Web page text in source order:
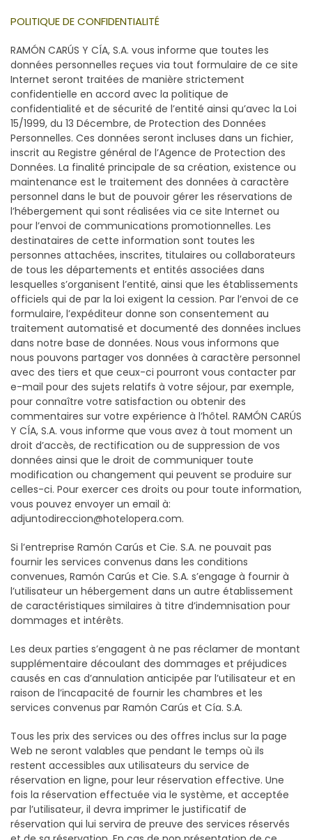
POLITIQUE DE CONFIDENTIALITÉ
RAMÓN CARÚS Y CÍA, S.A. vous informe que toutes les
données personnelles reçues via tout formulaire de ce site
Internet seront traitées de manière strictement
confidentielle en accord avec la politique de
confidentialité et de sécurité de l’entité ainsi qu’avec la Loi
15/1999, du 13 Décembre, de Protection des Données
Personnelles. Ces données seront incluses dans un fichier,
inscrit au Registre général de l’Agence de Protection des
Données. La finalité principale de sa création, existence ou
maintenance est le traitement des données à caractère
personnel dans le but de pouvoir gérer les réservations de
l’hébergement qui sont réalisées via ce site Internet ou
pour l’envoi de communications promotionnelles. Les
destinataires de cette information sont toutes les
personnes attachées, inscrites, titulaires ou collaborateurs
de tous les départements et entités associées dans
lesquelles s’organisent l’entité, ainsi que les établissements
officiels qui de par la loi exigent la cession. Par l’envoi de ce
formulaire, l’expéditeur donne son consentement au
traitement automatisé et documenté des données inclues
dans notre base de données. Nous vous informons que
nous pouvons partager vos données à caractère personnel
avec des tiers et que ceux-ci pourront vous contacter par
e-mail pour des sujets relatifs à votre séjour, par exemple,
pour connaître votre satisfaction ou obtenir des
commentaires sur votre expérience à l’hôtel. RAMÓN CARÚS
Y CÍA, S.A. vous informe que vous avez à tout moment un
droit d’accès, de rectification ou de suppression de vos
données ainsi que le droit de communiquer toute
modification ou changement qui peuvent se produire sur
celles-ci. Pour exercer ces droits ou pour toute information,
vous pouvez envoyer un email à:
adjuntodireccion@hotelopera.com.
Si l’entreprise Ramón Carús et Cie. S.A. ne pouvait pas
fournir les services convenus dans les conditions
convenues, Ramón Carús et Cie. S.A. s’engage à fournir à
l’utilisateur un hébergement dans un autre établissement
de caractéristiques similaires à titre d’indemnisation pour
dommages et intérêts.
Les deux parties s’engagent à ne pas réclamer de montant
supplémentaire découlant des dommages et préjudices
causés en cas d’annulation anticipée par l’utilisateur et en
raison de l’incapacité de fournir les chambres et les
services convenus par Ramón Carús et Cía. S.A.
Tous les prix des services ou des offres inclus sur la page
Web ne seront valables que pendant le temps où ils
restent accessibles aux utilisateurs du service de
réservation en ligne, pour leur réservation effective. Une
fois la réservation effectuée via le système, et acceptée
par l’utilisateur, il devra imprimer le justificatif de
réservation qui lui servira de preuve des services réservés